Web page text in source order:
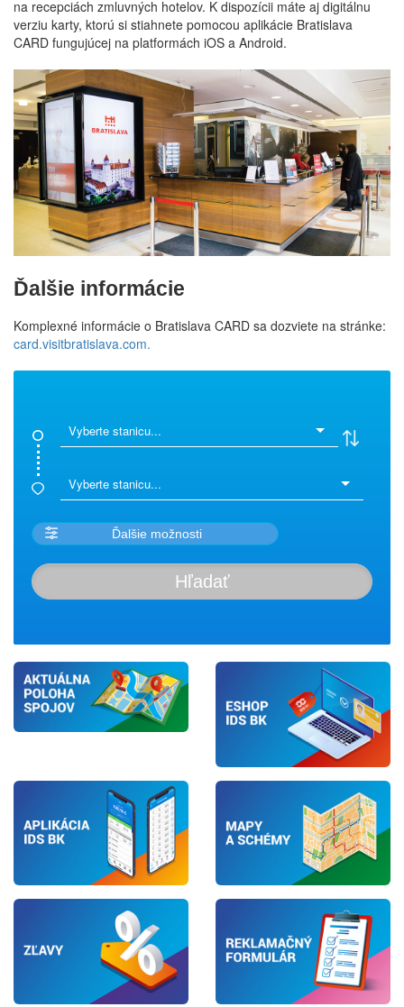
na recepciách zmluvných hotelov. K dispozícii máte aj digitálnu
verziu karty, ktorú si stiahnete pomocou aplikácie Bratislava
CARD fungujúcej na platformách iOS a Android.
Ďalšie informácie
Komplexné informácie o Bratislava CARD sa dozviete na stránke:
card.visitbratislava.com.